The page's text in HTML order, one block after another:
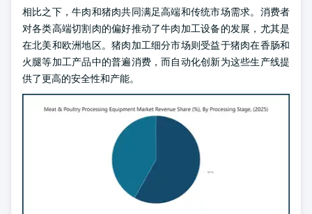
相比之下，牛肉和猪肉共同满足高端和传统市场需求。消费者
对各类高端切割肉的偏好推动了牛肉加工设备的发展，尤其是
在北美和欧洲地区。猪肉加工细分市场则受益于猪肉在香肠和
火腿等加工产品中的普遍消费，而自动化创新为这些生产线提
供了更高的安全性和产能。